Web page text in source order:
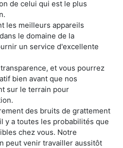
de celui qui est le plus
les meilleurs appareils
le domaine de la
un service d'excellente
et vous pourrez
bien avant que nos
sur le terrain pour
des bruits de grattement
y a toutes les probabilités que
chez vous. Notre
peut venir travailler aussitôt